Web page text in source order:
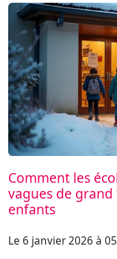
Comment les
vagues de
enfants
Le 6 janvier 2026 à